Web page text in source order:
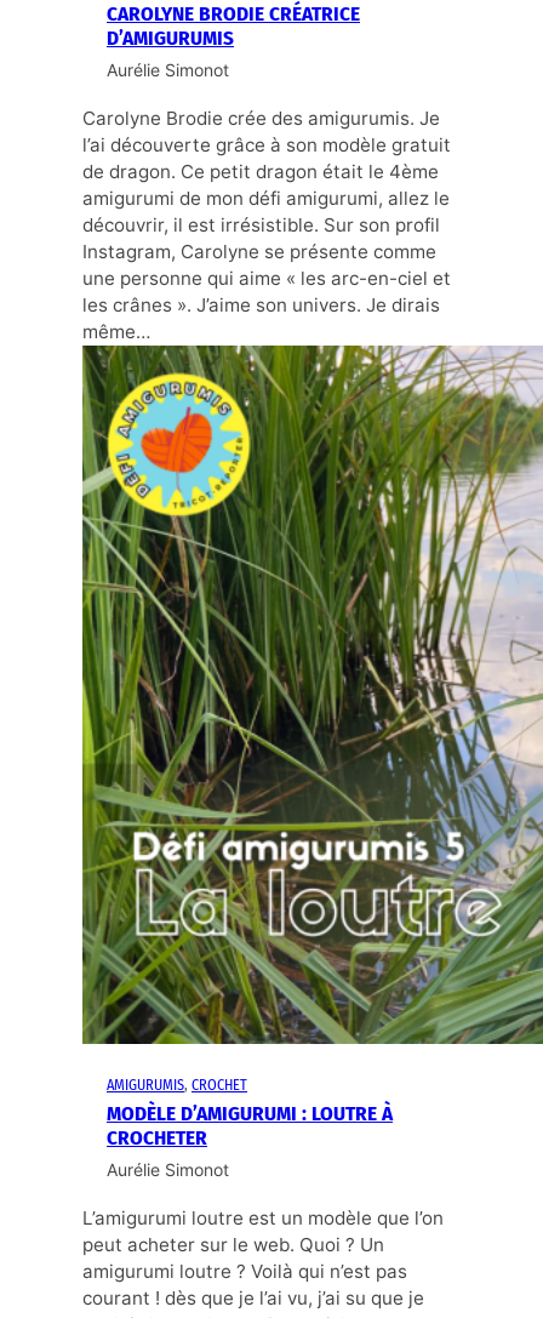
CAROLYNE BRODIE CRÉATRICE
D’AMIGURUMIS
Aurélie Simonot
Carolyne Brodie crée des amigurumis. Je
l’ai découverte grâce à son modèle gratuit
de dragon. Ce petit dragon était le 4ème
amigurumi de mon défi amigurumi, allez le
découvrir, il est irrésistible. Sur son profil
Instagram, Carolyne se présente comme
une personne qui aime « les arc-en-ciel et
les crânes ». J’aime son univers. Je dirais
même…
AMIGURUMIS, CROCHET
MODÈLE D’AMIGURUMI : LOUTRE À
CROCHETER
Aurélie Simonot
L’amigurumi loutre est un modèle que l’on
peut acheter sur le web. Quoi ? Un
amigurumi loutre ? Voilà qui n’est pas
courant ! dès que je l’ai vu, j’ai su que je